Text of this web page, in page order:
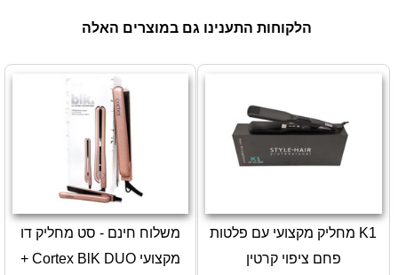
הלקוחות התענינו גם במוצרים האלה
K1 מחליק מקצועי עם פלטות
פחם ציפוי קרטין
משלוח חינם - סט מחליק דו
מקצועי Cortex BlK DUO +